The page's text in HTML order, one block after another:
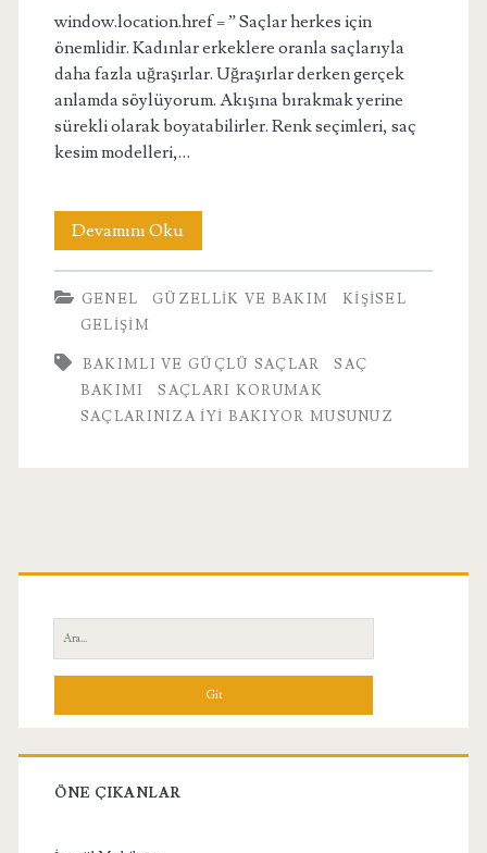
window.location.href = ” Saçlar herkes için
önemlidir. Kadınlar erkeklere oranla saçlarıyla
daha fazla uğraşırlar. Uğraşırlar derken gerçek
anlamda söylüyorum. Akışına bırakmak yerine
sürekli olarak boyatabilirler. Renk seçimleri, saç
kesim modelleri,…
Devamını Oku
İyi
Bakıyor
GENEL GÜZELLIK VE BAKIM
KIŞISEL
GELIŞIM
BAKIMLI VE GÜÇLÜ SAÇLAR
SAÇ
BAKIMI
SAÇLARI KORUMAK
SAÇLARINIZA IYI BAKIYOR MUSUNUZ
Birincil
Yan
Menü
Ara:
ÖNE ÇIKANLAR